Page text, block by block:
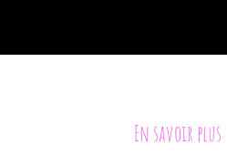
En savoir plus